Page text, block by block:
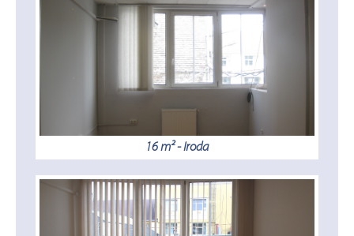
16 m² - Iroda